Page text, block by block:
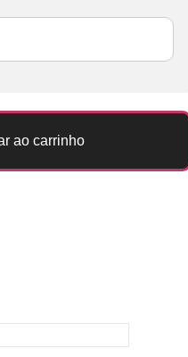
ao carrinho